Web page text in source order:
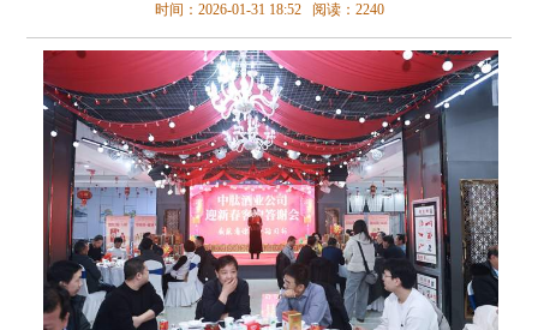
时间：2026-01-31 18:52 阅读：2240